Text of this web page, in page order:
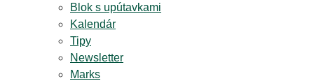
Blok s upútavkami
Kalendár
Tipy
Newsletter
Marks